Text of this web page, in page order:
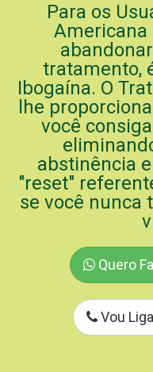
Para os
Americana
tratamento,
Ibogaína. O
lhe
você
abstinência
"reset"
se você nunca
Quero
Vou